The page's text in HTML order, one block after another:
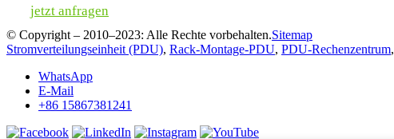
jetzt anfragen
© Copyright – 2010–2023: Alle Rechte vorbehalten.Sitemap
Stromverteilungseinheit (PDU), Rack-Montage-PDU, PDU-Rechenzentrum,
WhatsApp
E-Mail
+86 15867381241